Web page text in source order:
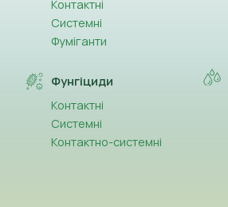
Контактні
Системні
Фуміганти
Фунгіциди
Контактні
Системні
Контактно-системні